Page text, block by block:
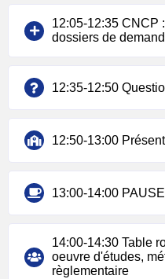
12:05-12:35 CNCP
dossiers de
12:35-12:50
12:50-13:00
13:00-14:00
14:00-14:30 Table
oeuvre d'études,
règlementaire